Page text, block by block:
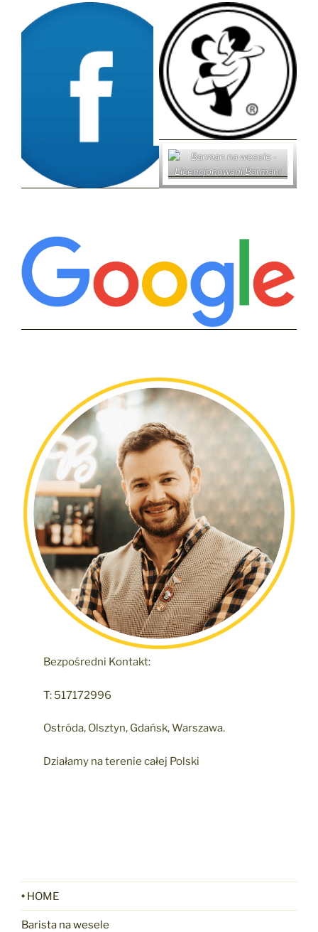
Bezpośredni Kontakt:
T: 517172996
Ostróda, Olsztyn, Gdańsk, Warszawa.
Działamy na terenie całej Polski
• HOME
Barista na wesele